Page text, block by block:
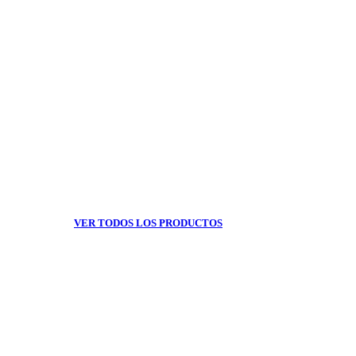
VER TODOS LOS PRODUCTOS